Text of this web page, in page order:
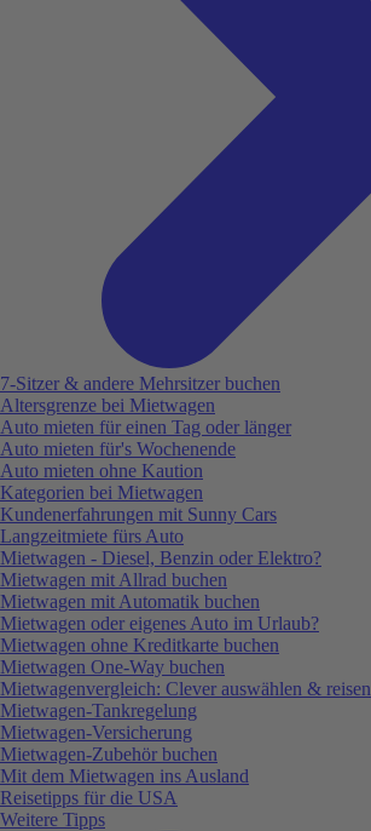
7-Sitzer & andere Mehrsitzer buchen
Altersgrenze bei Mietwagen
Auto mieten für einen Tag oder länger
Auto mieten für's Wochenende
Auto mieten ohne Kaution
Kategorien bei Mietwagen
Kundenerfahrungen mit Sunny Cars
Langzeitmiete fürs Auto
Mietwagen - Diesel, Benzin oder Elektro?
Mietwagen mit Allrad buchen
Mietwagen mit Automatik buchen
Mietwagen oder eigenes Auto im Urlaub?
Mietwagen ohne Kreditkarte buchen
Mietwagen One-Way buchen
Mietwagenvergleich: Clever auswählen & reisen
Mietwagen-Tankregelung
Mietwagen-Versicherung
Mietwagen-Zubehör buchen
Mit dem Mietwagen ins Ausland
Reisetipps für die USA
Weitere Tipps